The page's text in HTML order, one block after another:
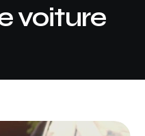
voiture